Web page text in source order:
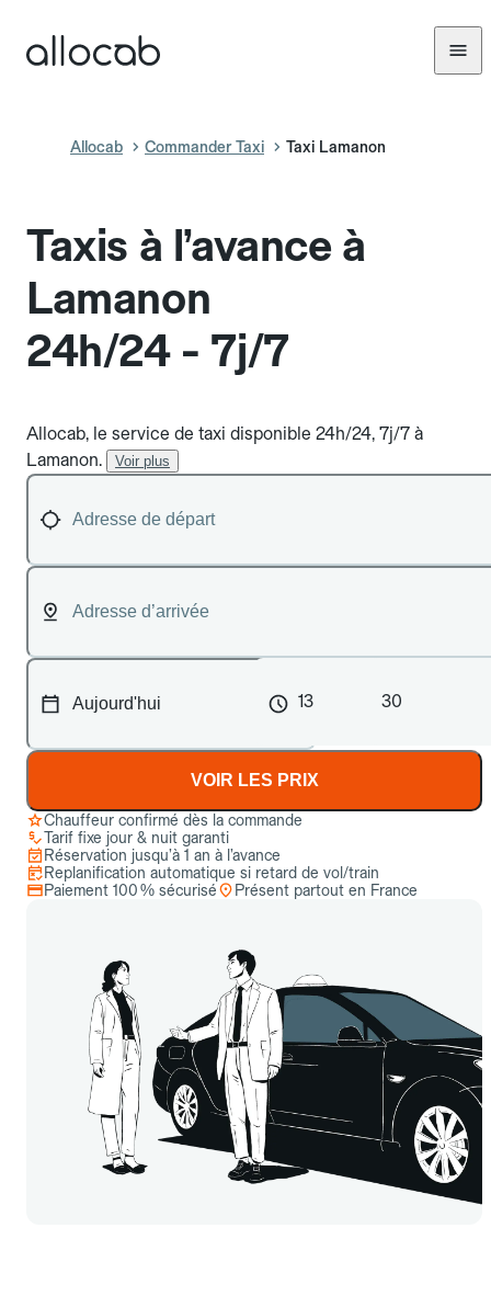
Allocab Commander Taxi Taxi Lamanon
Taxis à l’avance à
Lamanon
24h/24 - 7j/7
Allocab, le service de taxi disponible 24h/24, 7j/7 à
Lamanon.
Voir plus
13 30
VOIR LES PRIX
Chauffeur confirmé dès la commande
Tarif fixe jour & nuit garanti
Réservation jusqu’à 1 an à l’avance
Replanification automatique si retard de vol/train
Paiement 100 % sécurisé
Présent partout en France